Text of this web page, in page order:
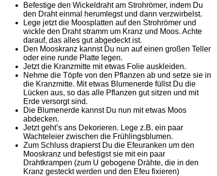
Befestige den Wickeldraht am Strohrömer, indem Du
den Draht einmal herumlegst und dann verzwirbelst.
Lege jetzt die Moosplatten auf den Strohrömer und
wickle den Draht stramm um Kranz und Moos. Achte
darauf, das alles gut abgedeckt ist.
Den Mooskranz kannst Du nun auf einen großen Teller
oder eine runde Platte legen.
Jetzt die Kranzmitte mit etwas Folie auskleiden.
Nehme die Töpfe von den Pflanzen ab und setze sie in
die Kranzmitte. Mit etwas Blumenerde füllst Du die
Lücken aus, so das alle Pflanzen gut sitzen und mit
Erde versorgt sind.
Die Blumenerde kannst Du nun mit etwas Moos
abdecken.
Jetzt geht’s ans Dekorieren. Lege z.B. ein paar
Wachteleier zwischen die Frühlingsblumen.
Zum Schluss drapierst Du die Efeuranken um den
Mooskranz und befestigst sie mit ein paar
Drahtkrampen (zum U gebogene Drähte, die in den
Kranz gesteckt werden und den Efeu fixieren)